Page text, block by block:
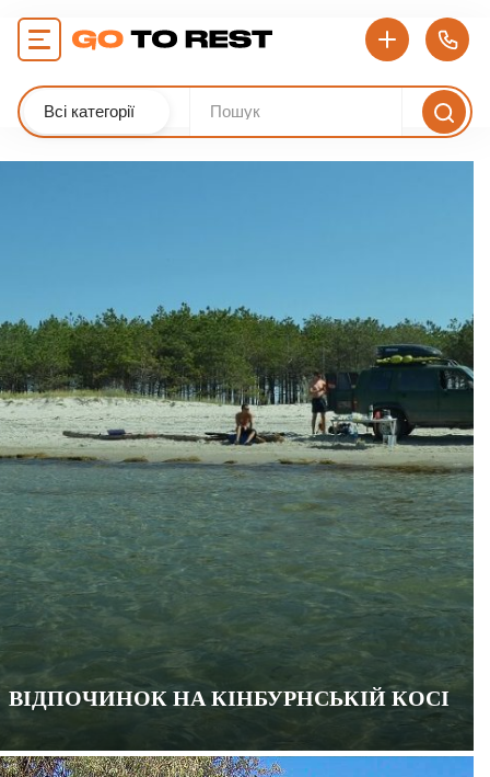
Всі категорії
ВІДПОЧИНОК НА КІНБУРНСЬКІЙ КОСІ